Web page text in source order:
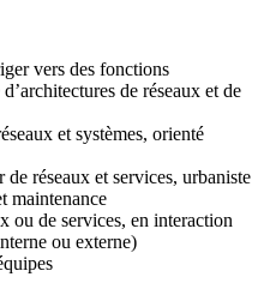
vers des fonctions
de réseaux et de
et systèmes, orienté
réseaux et services, urbaniste
maintenance
ou de services, en interaction
ou externe)